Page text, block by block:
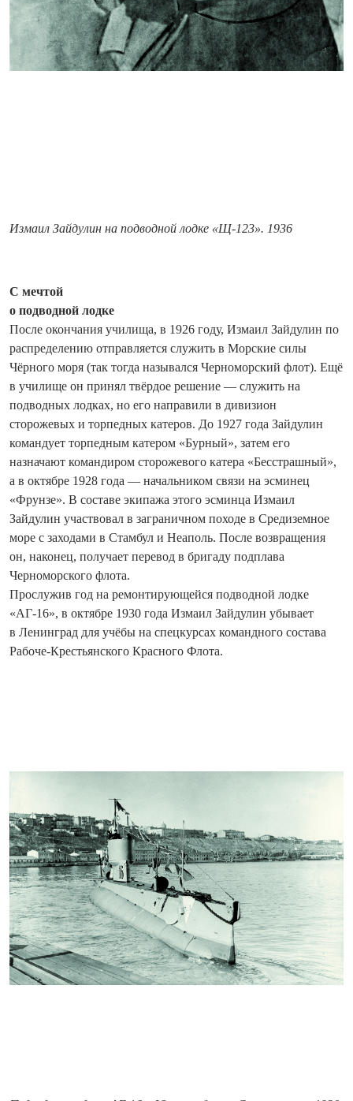
Измаил Зайдулин на подводной лодке «Щ-123». 1936
С мечтой
о подводной лодке
После окончания училища, в 1926 году, Измаил Зайдулин по
распределению отправляется служить в Морские силы
Чёрного моря (так тогда назывался Черноморский флот). Ещё
в училище он принял твёрдое решение — служить на
подводных лодках, но его направили в дивизион
сторожевых и торпедных катеров. До 1927 года Зайдулин
командует торпедным катером «Бурный», затем его
назначают командиром сторожевого катера «Бесстрашный»,
а в октябре 1928 года — начальником связи на эсминец
«Фрунзе». В составе экипажа этого эсминца Измаил
Зайдулин участвовал в заграничном походе в Средиземное
море с заходами в Стамбул и Неаполь. После возвращения
он, наконец, получает перевод в бригаду подплава
Черноморского флота.
Прослужив год на ремонтирующейся подводной лодке
«АГ-16», в октябре 1930 года Измаил Зай­дулин убывает
в Ленинград для учёбы на спецкурсах командного состава
Рабоче-Крестьянского Красного Флота.